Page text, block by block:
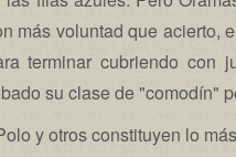
más voluntad que acierto,
terminar cubriendo con
su clase de "comodín"
y otros constituyen lo